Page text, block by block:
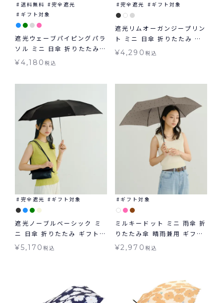
送料無料
完全遮光
ギフト対象
遮光ウェーブパイピングパラ
ソル ミニ 日傘 折りたたみ
ギフト対象 晴雨兼用 送料無
¥4,180税込
完全遮光 ギフト対象
遮光リムオーガンジープリン
ト ミニ 日傘 折りたたみ ギ
フト対象 晴雨兼用 送料無料
¥4,290 税込
完全遮光 ギフト対象
遮光ノーブルベーシック ミ
ニ 日傘 折りたたみ ギフト対
象 晴雨兼用 送料無料 Wpc.
¥5,170税込
ギフト対象
ミルキードット ミニ 雨傘 折
りたたみ傘 晴雨兼用 ギフト
対象
¥2,970 税込